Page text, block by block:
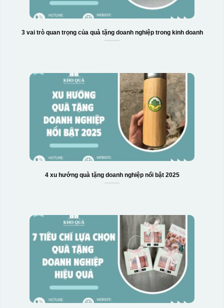
3 vai trò quan trọng của quà tặng doanh nghiệp trong kinh doanh
4 xu hướng quà tặng doanh nghiệp nổi bật 2025